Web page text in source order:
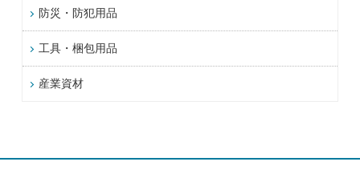
防災・防犯用品
工具・梱包用品
産業資材